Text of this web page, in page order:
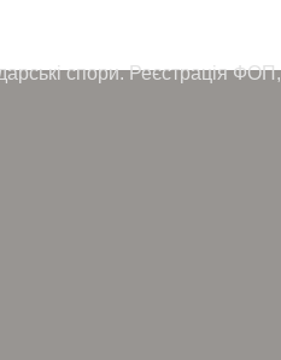
спори. Реєстрація